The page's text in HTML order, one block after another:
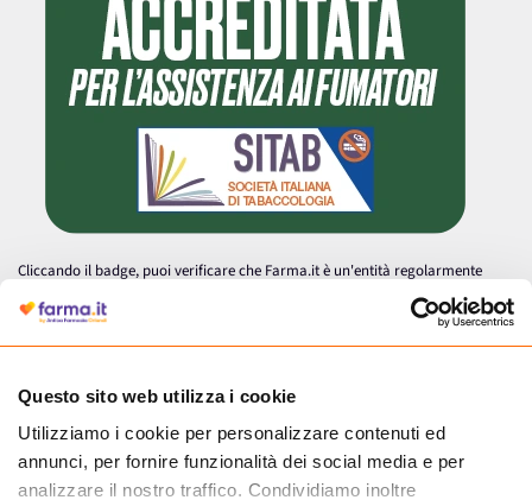
Questo sito web utilizza i cookie
Utilizziamo i cookie per personalizzare contenuti ed
annunci, per fornire funzionalità dei social media e per
analizzare il nostro traffico. Condividiamo inoltre
Cliccando il badge, puoi verificare che Farma.it è un'entità regolarmente
autorizzata dal Ministero della Salute a effettuare la vendita online di
medicinali.